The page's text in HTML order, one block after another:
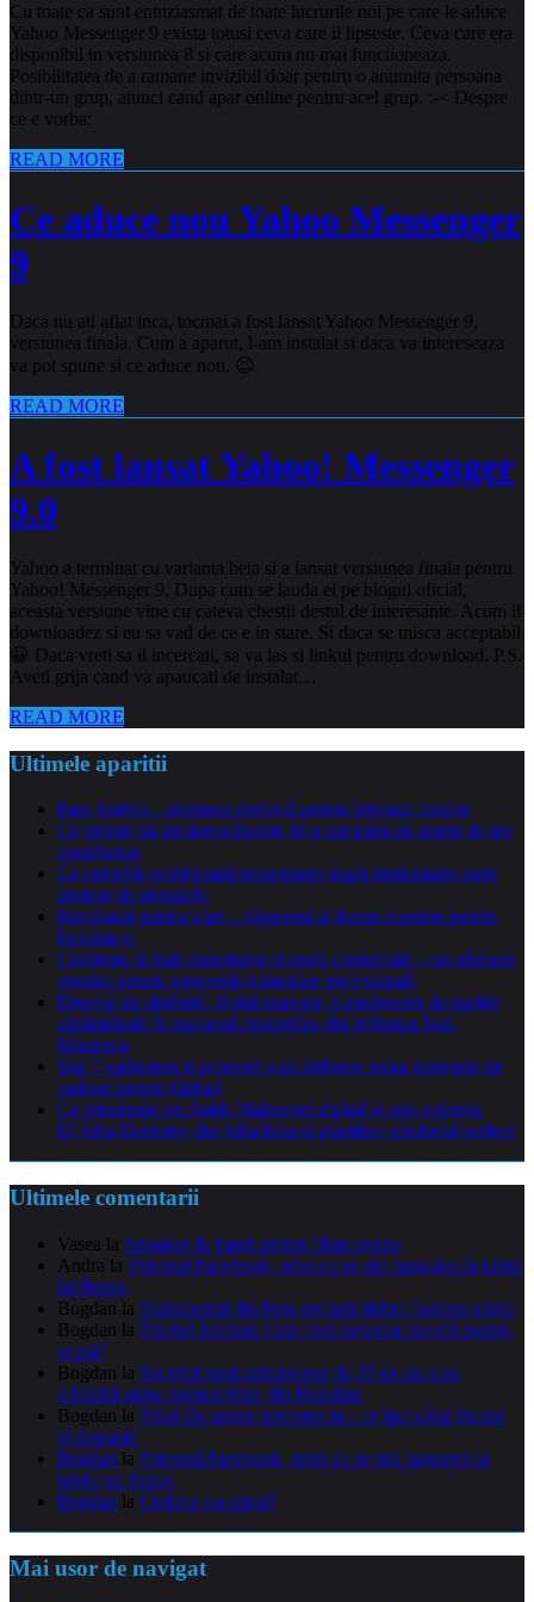
Cu toate ca sunt entuziasmat de toate lucrurile noi pe care le aduce
Yahoo Messenger 9 exista totusi ceva care ii lipseste. Ceva care era
disponibil in versiunea 8 si care acum nu mai functioneaza.
Posibilitatea de a ramane invizibil doar pentru o anumita persoana
dintr-un grup, atunci cand apar online pentru acel grup. :-< Despre
ce e vorba:
READ MORE
Ce aduce nou Yahoo Messenger
9
Daca nu ati aflat inca, tocmai a fost lansat Yahoo Messenger 9,
versiunea finala. Cum a aparut, l-am instalat si daca va intereseaza
va pot spune si ce aduce nou. 😉
READ MORE
A fost lansat Yahoo! Messenger
9.0
Yahoo a terminat cu varianta beta si a lansat versiunea finala pentru
Yahoo! Messenger 9. Dupa cum se lauda ei pe blogul oficial,
aceasta versiune vine cu cateva chestii destul de interesante. Acum il
downloadez si eu sa vad de ce e in stare. Si daca se misca acceptabil
😀 Daca vreti sa il incercati, sa va las si linkul pentru download. P.S.
Aveti grija cand va apaucati de instalat…
READ MORE
Ultimele aparitii
Parc Astérix – aventura perfectă pentru întreaga familie
Ce trebuie să urmărești înainte de a cumpăra un aparat de aer
condiționat
Ce exerciții accelerează recuperarea după implantarea unei
proteze de genunchi
Iluminatul pentru scari – siguranta si design modern pentru
locuinta ta
Curățenia în hale industriale și spații comerciale – un element
esențial pentru siguranță și imagine profesională
Dincolo de diplomă: Rolul strategic al pachetelor de sprijin
săptămânale în succesul cursanților din regiunea Sud-
Muntenia
Top 7 gadgeturi și accesorii care definesc noua generație de
cadouri pentru bărbați
Ce presupune un Smile Makeover digital și cum reușește
D’Alba Dentistry din Alba Iulia să planifice zâmbetul perfect
Ultimele comentarii
Vasea la Angajari de baieti pentru filme porno
Andra la Patronul Facebook, prins ca se uita languros la iubita
lui Bezos
Bogdan la Parlamentul din Peru declară război fustelor scurte
Bogdan la Parchet laminat: Cum faci alegerea corectă pentru
acasă?
Bogdan la Secretul unui antreprenor de 25 de ani care
schimbă piața construcțiilor din România
Bogdan la Părul tău spune povestea ta – ce faci când începe
să dispară?
Bogdan la Patronul Facebook, prins ca se uita languros la
iubita lui Bezos
Bogdan la Ciolacu s-a tatuat!
Mai usor de navigat